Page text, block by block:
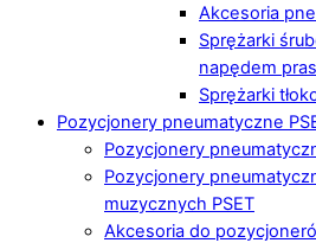
Akcesoria
Sprężarki
napędem
Sprężarki
Pozycjonery pneumatyczne
Pozycjonery
Pozycjonery
muzycznych PSET
Akcesoria do